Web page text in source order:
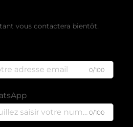
vous contactera bientôt.
0/100
0/100